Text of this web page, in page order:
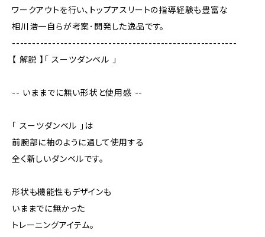
ワークアウトを行い、トップアスリートの指導経験も豊富な
相川浩一自らが考案･開発した逸品です。
--------------------------------------------------------
【 解説 】「 スーツダンベル 」
-- いままでに無い形状と使用感 --
「 スーツダンベル 」は
前腕部に袖のように通して使用する
全く新しいダンベルです。
形状も機能性もデザインも
いままでに無かった
トレーニングアイテム。